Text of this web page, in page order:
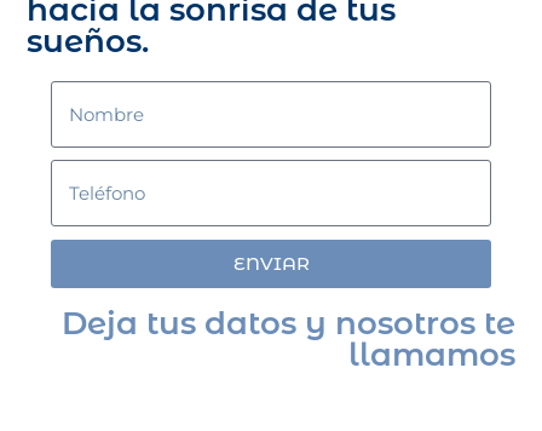
hacia la sonrisa de tus
sueños.
ENVIAR
Deja tus datos y nosotros te
llamamos